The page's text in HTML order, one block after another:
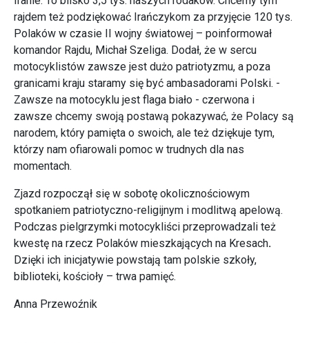
rajdem też podziękować Irańczykom za przyjęcie 120 tys.
Polaków w czasie II wojny światowej – poinformował
komandor Rajdu, Michał Szeliga. Dodał, że w sercu
motocyklistów zawsze jest dużo patriotyzmu, a poza
granicami kraju staramy się być ambasadorami Polski. -
Zawsze na motocyklu jest flaga biało - czerwona i
zawsze chcemy swoją postawą pokazywać, że Polacy są
narodem, który pamięta o swoich, ale też dziękuje tym,
którzy nam ofiarowali pomoc w trudnych dla nas
momentach.
Zjazd rozpoczął się w sobotę okolicznościowym
spotkaniem patriotyczno-religijnym i modlitwą apelową.
Podczas pielgrzymki motocykliści przeprowadzali też
kwestę na rzecz Polaków mieszkających na Kresach.
Dzięki ich inicjatywie powstają tam polskie szkoły,
biblioteki, kościoły – trwa pamięć.
Anna Przewoźnik